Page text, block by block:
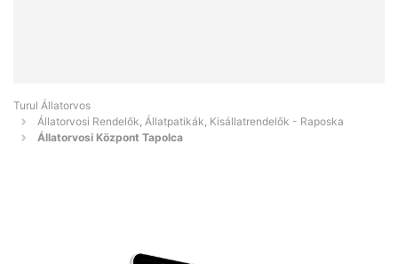
Turul Állatorvos
Állatorvosi Rendelők, Állatpatikák, Kisállatrendelők - Raposka
Állatorvosi Központ Tapolca